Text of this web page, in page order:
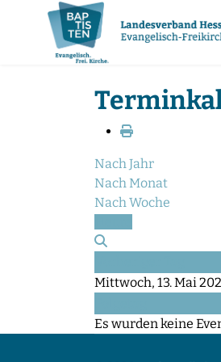
Nach Jahr
Nach Monat
Nach Woche
Mittwoch, 13. Mai
Es wurden keine